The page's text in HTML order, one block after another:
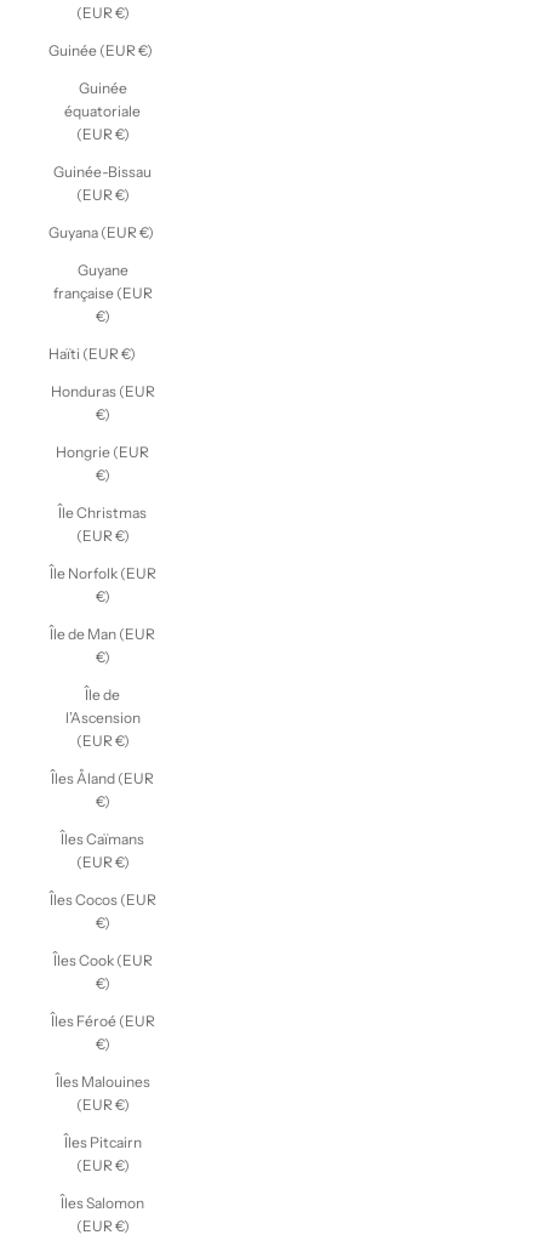
(EUR €)
Guinée (EUR €)
Guinée
équatoriale
(EUR €)
Guinée-Bissau
(EUR €)
Guyana (EUR €)
Guyane
française (EUR
€)
Haïti (EUR €)
Honduras (EUR
€)
Hongrie (EUR
€)
Île Christmas
(EUR €)
Île Norfolk (EUR
€)
Île de Man (EUR
€)
Île de
l’Ascension
(EUR €)
Îles Åland (EUR
€)
Îles Caïmans
(EUR €)
Îles Cocos (EUR
€)
Îles Cook (EUR
€)
Îles Féroé (EUR
€)
Îles Malouines
(EUR €)
Îles Pitcairn
(EUR €)
Îles Salomon
(EUR €)